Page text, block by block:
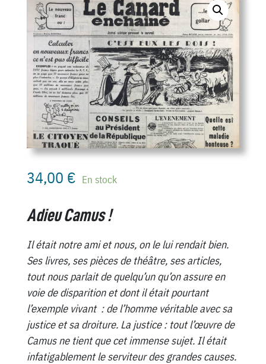
34,00 € En stock
Adieu Camus !
Il était notre ami et nous, on le lui rendait bien.
Ses livres, ses pièces de théâtre, ses articles,
tout nous parlait de quelqu’un qu’on assure en
voie de disparition et dont il était pourtant
l’exemple vivant : de l’homme véritable avec sa
justice et sa droiture. La justice : tout l’œuvre de
Camus ne tient que cet immense sujet. Il était
infatigablement le serviteur des grandes causes.